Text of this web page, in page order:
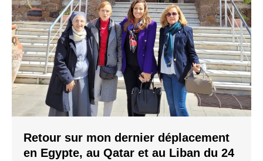
Retour sur mon dernier déplacement
en Egypte, au Qatar et au Liban du 24